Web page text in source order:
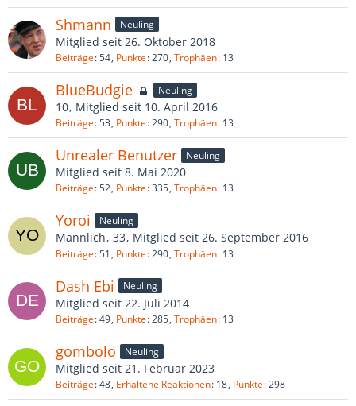
Shmann Neuling
Mitglied seit 26. Oktober 2018
Beiträge 54 Punkte 270 Trophäen 13
BlueBudgie Neuling
10 Mitglied seit 10. April 2016
Beiträge 53 Punkte 290 Trophäen 13
Unrealer Benutzer Neuling
Mitglied seit 8. Mai 2020
Beiträge 52 Punkte 335 Trophäen 13
Yoroi Neuling
Männlich 33 Mitglied seit 26. September 2016
Beiträge 51 Punkte 290 Trophäen 13
Dash Ebi Neuling
Mitglied seit 22. Juli 2014
Beiträge 49 Punkte 285 Trophäen 13
gombolo Neuling
Mitglied seit 21. Februar 2023
Beiträge 48 Erhaltene Reaktionen 18 Punkte 298